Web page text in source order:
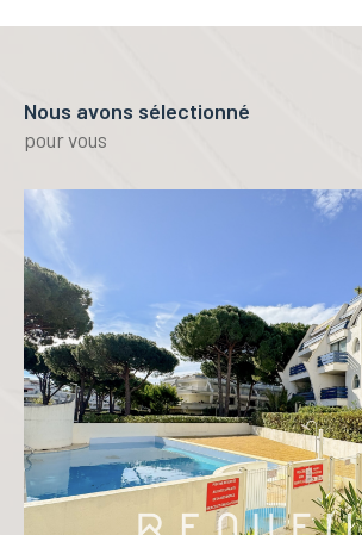
Nous avons sélectionné
pour vous